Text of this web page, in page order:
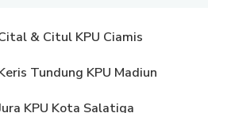
& Citul KPU Ciamis
Tundung KPU Madiun
KPU Kota Salatiga